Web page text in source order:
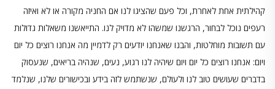
קהילתית אחת לאחרת, וכל פעם שהציגו לנו אם החניה מקורה או לא ואיזה
רעפים נוכל לבחור, הרגשנו שמשהו לא מדויק לנו. התייאשנו משאלות גדולות
עם תשובות מוחלטות, והבנו שאנחנו יודעים רק לדמיין מה אנחנו רוצים כל יום
ויום: אנחנו רוצים כל יום ויום שיהיה לנו רגוע, נעים, שנהיה בריאים, שנעסוק
בדברים שעושים טוב לנו ולעולם, שנשתמש לזה בידע ובכישורים שלנו, שנלמד